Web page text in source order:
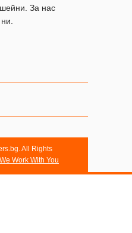
За нас
All Rights
We Work With You